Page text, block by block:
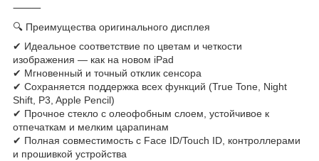
⸻
🔍 Преимущества оригинального дисплея
✔ Идеальное соответствие по цветам и четкости
изображения — как на новом iPad
✔ Мгновенный и точный отклик сенсора
✔ Сохраняется поддержка всех функций (True Tone, Night
Shift, P3, Apple Pencil)
✔ Прочное стекло с олеофобным слоем, устойчивое к
отпечаткам и мелким царапинам
✔ Полная совместимость с Face ID/Touch ID, контроллерами
и прошивкой устройства